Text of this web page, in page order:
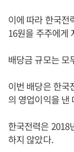
이에 따라 한국전
16원을 주주에게
배당금 규모는 모
이번 배당은 한국
의 영업이익을 낸
한국전력은 2018
하지 않았다.